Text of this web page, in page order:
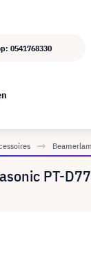
0541768330
PT-